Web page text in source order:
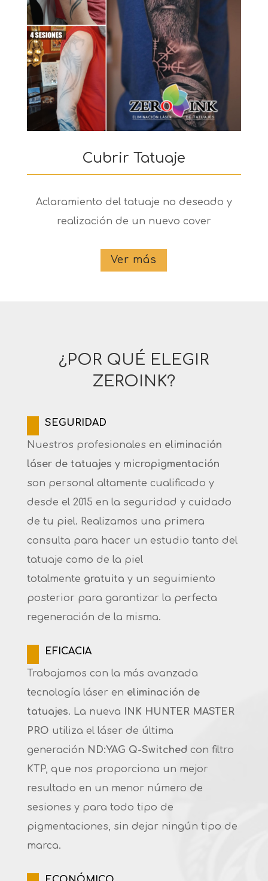
Cubrir Tatuaje
Aclaramiento del tatuaje no deseado y
realización de un nuevo cover
Ver más
¿POR QUÉ ELEGIR
ZEROINK?
SEGURIDAD
Nuestros profesionales en eliminación
láser de tatuajes y micropigmentación
son personal altamente cualificado y
desde el 2015 en la seguridad y cuidado
de tu piel. Realizamos una primera
consulta para hacer un estudio tanto del
tatuaje como de la piel
totalmente gratuita y un seguimiento
posterior para garantizar la perfecta
regeneración de la misma.
EFICACIA
Trabajamos con la más avanzada
tecnología láser en eliminación de
tatuajes. La nueva INK HUNTER MASTER
PRO utiliza el láser de última
generación ND:YAG Q-Switched con filtro
KTP, que nos proporciona un mejor
resultado en un menor número de
sesiones y para todo tipo de
pigmentaciones, sin dejar ningún tipo de
marca.